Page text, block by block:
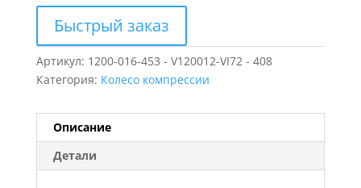
Быстрый заказ
Артикул: 1200-016-453 - V120012-VI72 - 408
Категория: Колесо компрессии
Описание
Детали